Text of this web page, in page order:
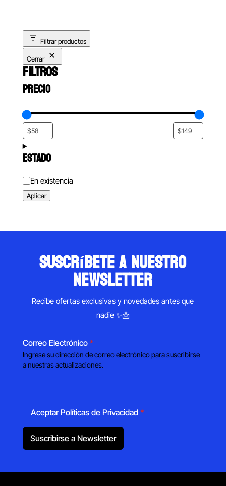
$230.00.$149.00.
Filtrar productos
Cerrar
FILTROS
PRECIO
ESTADO
Estado
En existencia
Aplicar
suscríbete a nuestro
newsletter
Recibe ofertas exclusivas y novedades antes que
nadie ✨📩
Correo Electrónico *
Ingrese su dirección de correo electrónico para suscribirse
a nuestras actualizaciones.
Aceptar Políticas de Privacidad *
Suscribirse a Newsletter